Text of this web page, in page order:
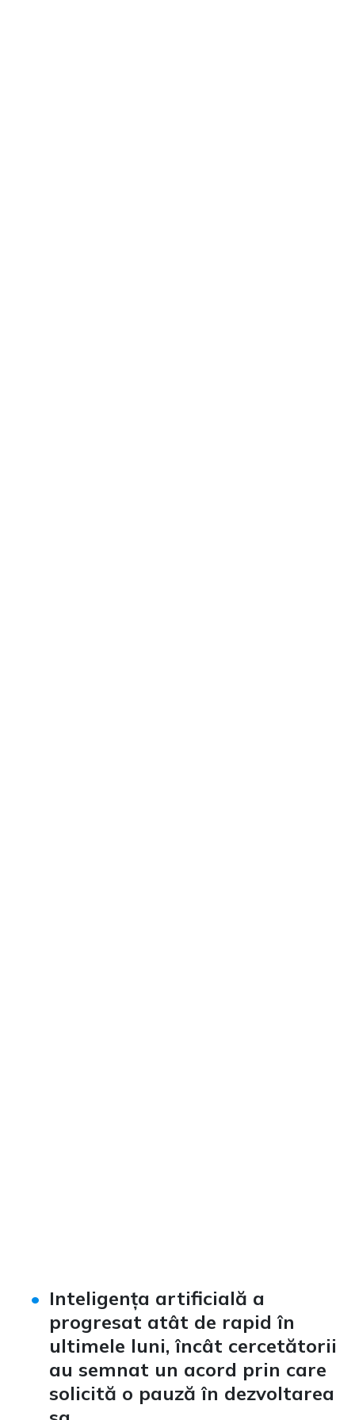
Inteligența artificială a
progresat atât de rapid în
ultimele luni, încât cercetătorii
au semnat un acord prin care
solicită o pauză în dezvoltarea